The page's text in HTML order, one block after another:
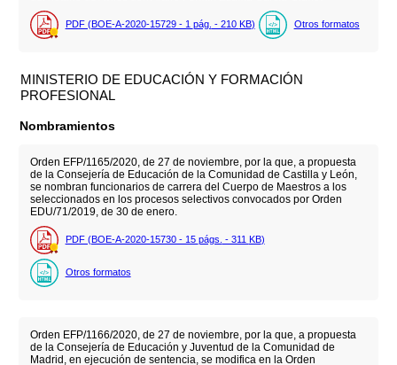
PDF (BOE-A-2020-15729 - 1 pág. - 210 KB) Otros formatos
MINISTERIO DE EDUCACIÓN Y FORMACIÓN
PROFESIONAL
Nombramientos
Orden EFP/1165/2020, de 27 de noviembre, por la que, a propuesta
de la Consejería de Educación de la Comunidad de Castilla y León,
se nombran funcionarios de carrera del Cuerpo de Maestros a los
seleccionados en los procesos selectivos convocados por Orden
EDU/71/2019, de 30 de enero.
PDF (BOE-A-2020-15730 - 15 págs. - 311 KB)
Otros formatos
Orden EFP/1166/2020, de 27 de noviembre, por la que, a propuesta
de la Consejería de Educación y Juventud de la Comunidad de
Madrid, en ejecución de sentencia, se modifica en la Orden